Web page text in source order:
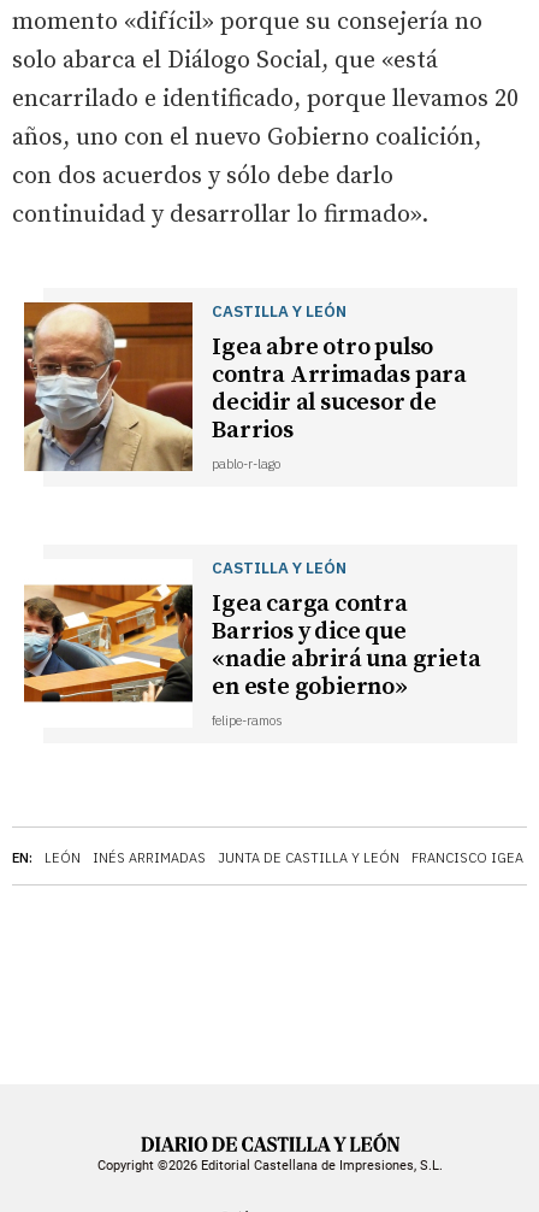
EN: LEÓN INÉS ARRIMADAS JUNTA DE CASTILLA Y LEÓN FRANCISCO IGEA
momento «difícil» porque su consejería no
solo abarca el Diálogo Social, que «está
encarrilado e identificado, porque llevamos 20
años, uno con el nuevo Gobierno coalición,
con dos acuerdos y sólo debe darlo
continuidad y desarrollar lo firmado».
CASTILLA Y LEÓN
Igea abre otro pulso
contra Arrimadas para
decidir al sucesor de
Barrios
pablo-r-lago
CASTILLA Y LEÓN
Igea carga contra
Barrios y dice que
«nadie abrirá una grieta
en este gobierno»
felipe-ramos
Copyright ©2026 Editorial Castellana de Impresiones, S.L.